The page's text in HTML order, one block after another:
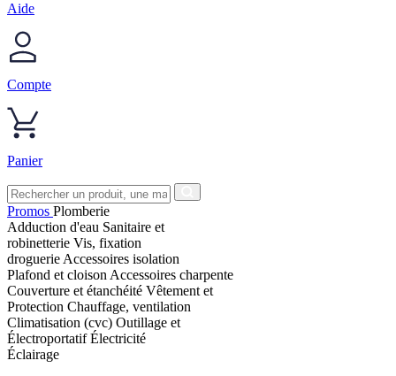
Aide
Compte
Panier
Promos Plomberie
Adduction d'eau Sanitaire et
robinetterie Vis, fixation
droguerie Accessoires isolation
Plafond et cloison Accessoires charpente
Couverture et étanchéité Vêtement et
Protection Chauffage, ventilation
Climatisation (cvc) Outillage et
ÉlectroportatifÉlectricité
Éclairage